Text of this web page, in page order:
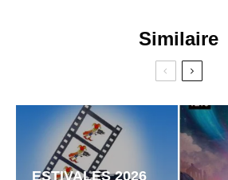
Similaire
ESTIVALES 2026